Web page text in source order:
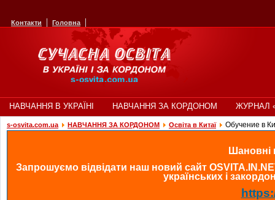
Контакти Головна
НАВЧАННЯ В УКРАЇНІ НАВЧАННЯ ЗА КОРДОНОМ ЖУРНАЛ
s-osvita.com.ua НАВЧАННЯ ЗА КОРДОНОМ Освіта в Китаї Обучение в
Шановні
Запрошуємо відвідати наш новий сайт
українських і